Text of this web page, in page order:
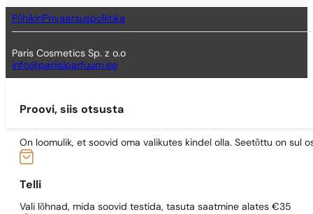
PõhikiriPrivaatsuspoliitika
Paris Cosmetics Sp. z o.o
info@pariisiparfuum.ee
Proovi, siis otsusta
On loomulik, et soovid oma valikutes kindel olla. Seetõttu on sul
Telli
Vali lõhnad, mida soovid testida, tasuta saatmine alates €35